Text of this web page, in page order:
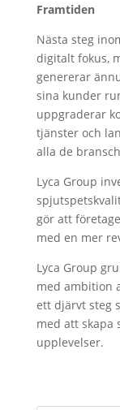
Framtiden
Nästa steg
digitalt fokus,
genererar
sina kunder
uppgraderar
tjänster och
alla de
Lyca Group
gör att
med en mer
Lyca Group
med ambition
ett djärvt steg
med att skapa
upplevelser.